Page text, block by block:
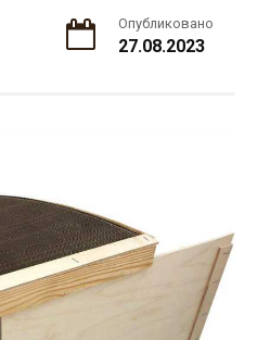
Опубликовано
27.08.2023